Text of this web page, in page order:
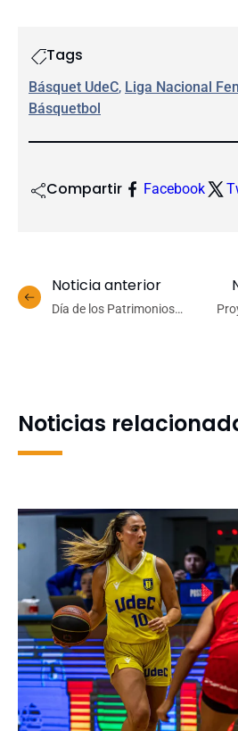
Tags
Básquet UdeC, Liga Nacional
Básquetbol
Compartir Facebook
Noticia anterior
Día de los Patrimonios
Noticias